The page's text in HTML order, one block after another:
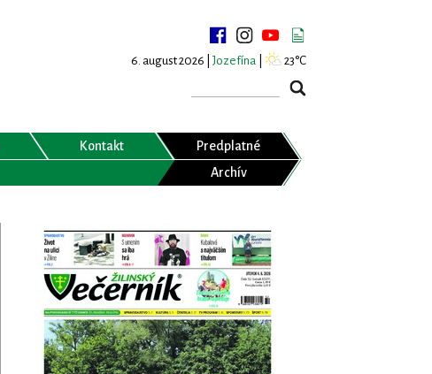
6. august 2026 | Jozefína 23°C
Kontakt
Predplatné
Archív